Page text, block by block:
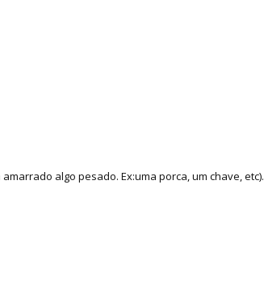
algo pesado. Ex:uma porca, um chave, etc).